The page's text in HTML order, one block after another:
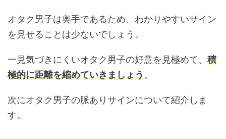
オタク男子は奥手であるため、わかりやすいサイン
を見せることは少ないでしょう。
一見気づきにくいオタク男子の好意を見極めて、 積
極的に距離を縮めていきましょう。
次にオタク男子の脈ありサインについて紹介しま
す。